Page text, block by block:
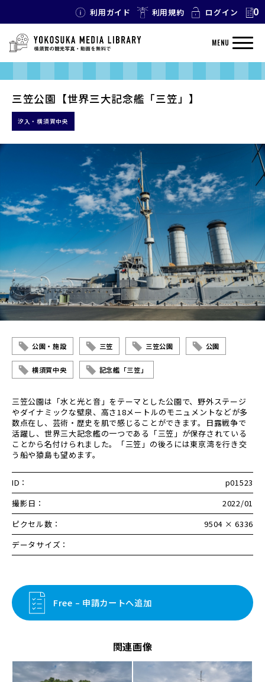
利用ガイド 利用規約 ログイン 0
MENU
三笠公園【世界三大記念艦「三笠」】
汐入・横須賀中央
公園・施設 三笠 三笠公園 公園
横須賀中央 記念艦「三笠」
三笠公園は「水と光と音」をテーマとした公園で、野外ステージ
やダイナミックな壁泉、高さ18メートルのモニュメントなどが多
数点在し、芸術・歴史を肌で感じることができます。日露戦争で
活躍し、世界三大記念艦の一つである「三笠」が保存されている
ことから名付けられました。「三笠」の後ろには東京湾を行き交
う船や猿島も望めます。
ID：
p01523
撮影日：
2022/01
ピクセル数：
9504 × 6336
データサイズ：
Free – 申請カートへ追加
関連画像